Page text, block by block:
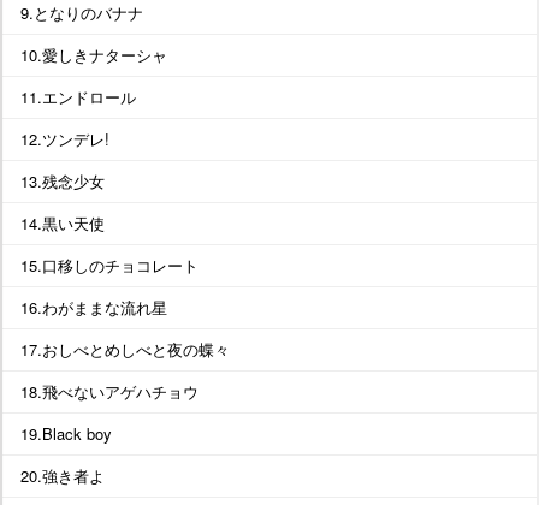
9.となりのバナナ
10.愛しきナターシャ
11.エンドロール
12.ツンデレ!
13.残念少女
14.黒い天使
15.口移しのチョコレート
16.わがままな流れ星
17.おしべとめしべと夜の蝶々
18.飛べないアゲハチョウ
19.Black boy
20.強き者よ